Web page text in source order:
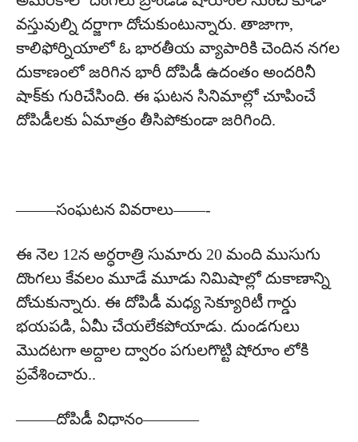
వ‌స్తువుల్ని ద‌ర్జాగా దోచుకుంటున్నారు. తాజాగా,
కాలిఫోర్నియాలో ఓ భారతీయ వ్యాపారికి చెందిన‌ నగల
దుకాణంలో జరిగిన భారీ దోపిడీ ఉదంతం అందరినీ
షాక్‌కు గురిచేసింది. ఈ ఘటన సినిమాల్లో చూపించే
దోపిడీలకు ఏమాత్రం తీసిపోకుండా జరిగింది.
——–సంఘటన వివరాలు——-
ఈ నెల 12న అర్ధరాత్రి సుమారు 20 మంది ముసుగు
దొంగలు కేవలం మూడే మూడు నిమిషాల్లో దుకాణాన్ని
దోచుకున్నారు. ఈ దోపిడీ మధ్య సెక్యూరిటీ గార్డు
భయపడి, ఏమీ చేయలేకపోయాడు. దుండగులు
మొదటగా అద్దాల ద్వారం పగులగొట్టి షోరూం లోకి
ప్రవేశించారు..
——–దోపిడీ విధానం———–